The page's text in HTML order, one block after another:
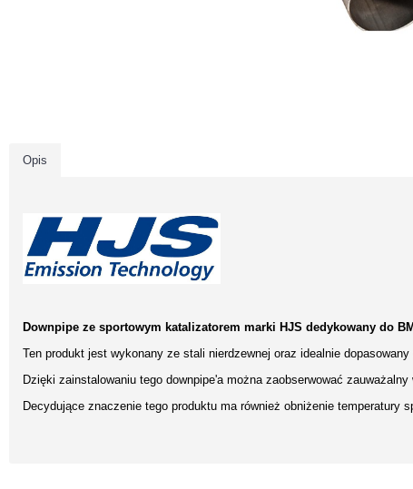
Opis
Downpipe ze sportowym katalizatorem marki HJS dedykowany do
Ten produkt jest wykonany ze stali nierdzewnej oraz idealnie dopasowany
Dzięki zainstalowaniu tego downpipe'a można zaobserwować
Decydujące znaczenie tego produktu ma również obniżenie temperatury